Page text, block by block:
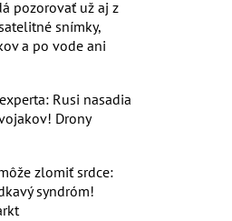
pozorovať už aj z
snímky,
a po vode ani
Rusi nasadia
Drony
zlomiť srdce:
syndróm!